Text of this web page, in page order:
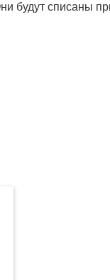
будут списаны